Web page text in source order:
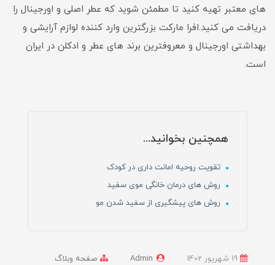
های معتبر تهیه کنید تا مطمئن شوید که عطر اصلی و اورجینال را
دریافت می کنید.افرا مارکت بزرگترین وارد کننده لوازم آرایشی و
بهداشتی اورجینال و معروفترین برند های عطر و ادکلن در ایران
است.
همچنین بخوانید...
تقویت روحیه امانت داری در کودک
روش های درمان خانگی موی سفید
روش های پیشگیری از سفید شدن مو
Admin صفحه وبلاگ